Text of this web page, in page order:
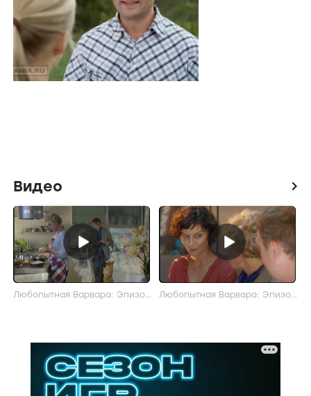
Видео icon
Любопытная Варвара: Эпизод
Любопытная Варвара: Эпизод